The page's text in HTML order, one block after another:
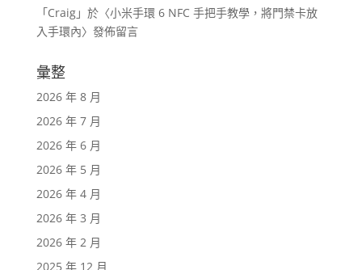
「Craig」於〈小米手環 6 NFC 手把手教學，將門禁卡放
入手環內〉發佈留言
彙整
2026 年 8 月
2026 年 7 月
2026 年 6 月
2026 年 5 月
2026 年 4 月
2026 年 3 月
2026 年 2 月
2025 年 12 月